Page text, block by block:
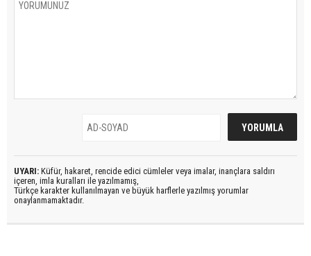
UYARI: Küfür, hakaret, rencide edici cümleler veya imalar, inançlara saldırı
içeren, imla kuralları ile yazılmamış,
Türkçe karakter kullanılmayan ve büyük harflerle yazılmış yorumlar
onaylanmamaktadır.